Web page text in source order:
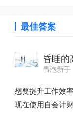
最佳答案
昏睡的
冒泡新手
想要提升工作效
现在使用自会计